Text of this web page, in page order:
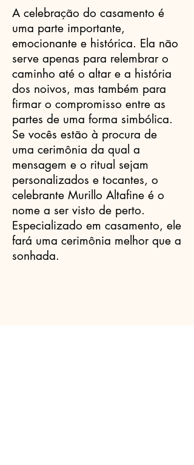
A celebração do casamento é
uma parte importante,
emocionante e histórica. Ela não
serve apenas para relembrar o
caminho até o altar e a história
dos noivos, mas também para
firmar o compromisso entre as
partes de uma forma simbólica.
Se vocês estão à procura de
uma cerimônia da qual a
mensagem e o ritual sejam
personalizados e tocantes, o
celebrante Murillo Altafine é o
nome a ser visto de perto.
Especializado em casamento, ele
fará uma cerimônia melhor que a
sonhada.